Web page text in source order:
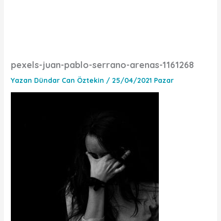
pexels-juan-pablo-serrano-arenas-1161268
Yazan Dündar Can Öztekin / 25/04/2021 Pazar